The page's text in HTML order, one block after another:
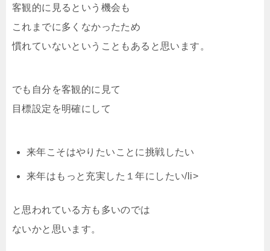
客観的に見るという機会も
これまでに多くなかったため
慣れていないということもあると思います。
でも自分を客観的に見て
目標設定を明確にして
来年こそはやりたいことに挑戦したい
来年はもっと充実した１年にしたい/li>
と思われている方も多いのでは
ないかと思います。